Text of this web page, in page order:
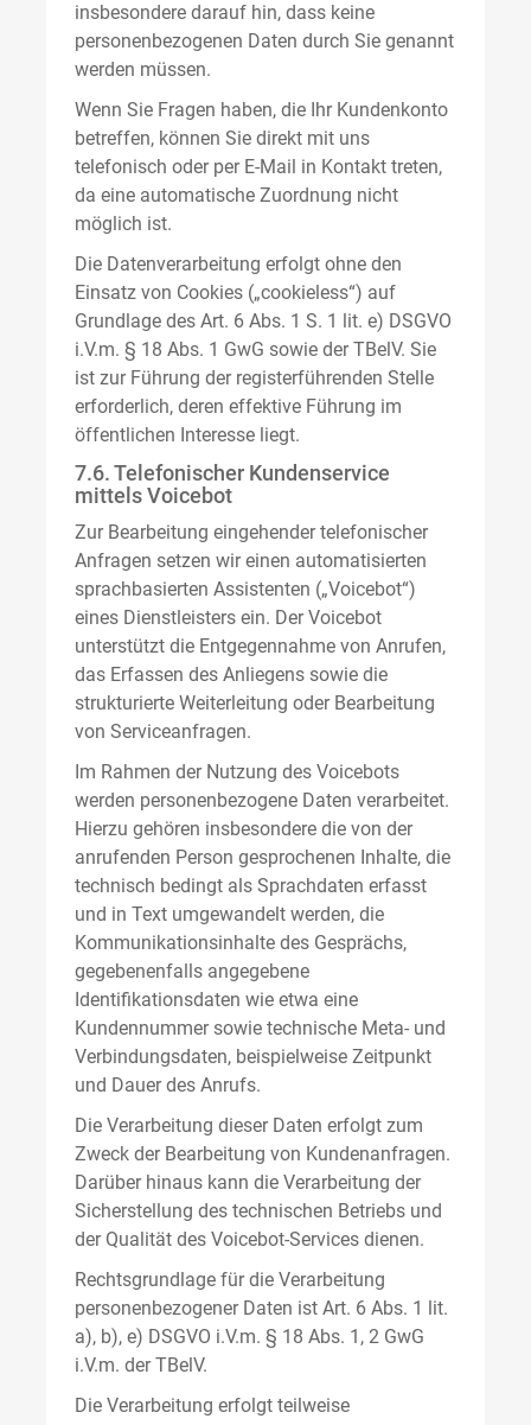
insbesondere darauf hin, dass keine
personenbezogenen Daten durch Sie genannt
werden müssen.
Wenn Sie Fragen haben, die Ihr Kundenkonto
betreffen, können Sie direkt mit uns
telefonisch oder per E-Mail in Kontakt treten,
da eine automatische Zuordnung nicht
möglich ist.
Die Datenverarbeitung erfolgt ohne den
Einsatz von Cookies („cookieless“) auf
Grundlage des Art. 6 Abs. 1 S. 1 lit. e) DSGVO
i.V.m. § 18 Abs. 1 GwG sowie der TBelV. Sie
ist zur Führung der registerführenden Stelle
erforderlich, deren effektive Führung im
öffentlichen Interesse liegt.
7.6. Telefonischer Kundenservice
mittels Voicebot
Zur Bearbeitung eingehender telefonischer
Anfragen setzen wir einen automatisierten
sprachbasierten Assistenten („Voicebot“)
eines Dienstleisters ein. Der Voicebot
unterstützt die Entgegennahme von Anrufen,
das Erfassen des Anliegens sowie die
strukturierte Weiterleitung oder Bearbeitung
von Serviceanfragen.
Im Rahmen der Nutzung des Voicebots
werden personenbezogene Daten verarbeitet.
Hierzu gehören insbesondere die von der
anrufenden Person gesprochenen Inhalte, die
technisch bedingt als Sprachdaten erfasst
und in Text umgewandelt werden, die
Kommunikationsinhalte des Gesprächs,
gegebenenfalls angegebene
Identifikationsdaten wie etwa eine
Kundennummer sowie technische Meta- und
Verbindungsdaten, beispielweise Zeitpunkt
und Dauer des Anrufs.
Die Verarbeitung dieser Daten erfolgt zum
Zweck der Bearbeitung von Kundenanfragen.
Darüber hinaus kann die Verarbeitung der
Sicherstellung des technischen Betriebs und
der Qualität des Voicebot-Services dienen.
Rechtsgrundlage für die Verarbeitung
personenbezogener Daten ist Art. 6 Abs. 1 lit.
a), b), e) DSGVO i.V.m. § 18 Abs. 1, 2 GwG
i.V.m. der TBelV.
Die Verarbeitung erfolgt teilweise